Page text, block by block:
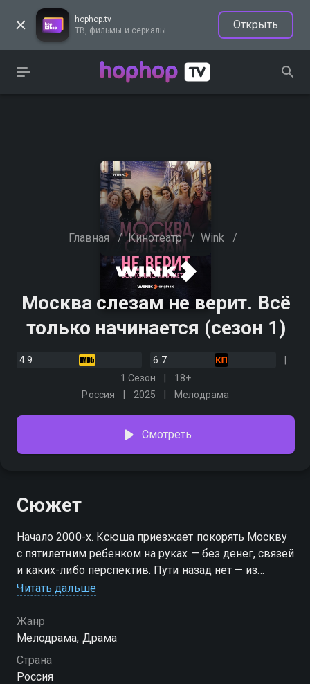
hophop.tv
ТВ, фильмы и сериалы
Открыть
Главная / Кинотеатр / Wink /
Москва слезам не верит. Всё
только начинается (сезон 1)
4.9
6.7
1 Сезон
18+
Россия
2025 Мелодрама
Смотреть
Сюжет
Начало 2000-х. Ксюша приезжает покорять Москву
с пятилетним ребенком на руках — без денег, связей
и каких-либо перспектив. Пути назад нет — из
родного города она сбежала, спасаясь от жестокого
подруги: прилежная студентка медицинского Оля и
взбалмошная Маша, мечтающая выйти замуж за
иностранца и уехать за границу. Спустя 20 лет
судьба дарит подругам еще один шанс на счастье.
Читать дальше
Жанр
Мелодрама, Драма
Страна
Россия